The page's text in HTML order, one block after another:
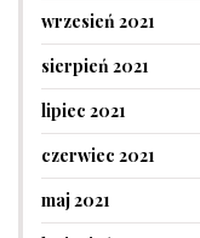
wrzesień 2021
sierpień 2021
lipiec 2021
czerwiec 2021
maj 2021